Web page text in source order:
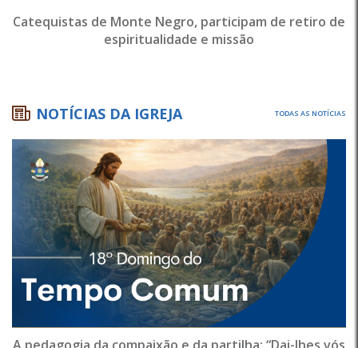
Catequistas de Monte Negro, participam de retiro de
espiritualidade e missão
NOTÍCIAS DA IGREJA TODAS AS NOTÍCIAS